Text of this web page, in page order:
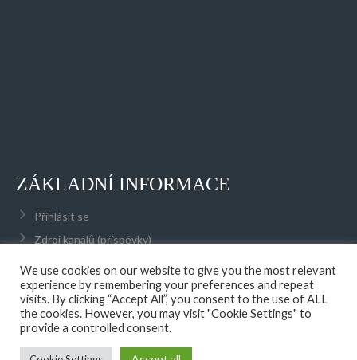
ZÁKLADNÍ INFORMACE
Přihlásit se
Zdroj kanálů (příspěvky)
Kanál komentářů
Česká lokalizace
© 2026 AFK OPATOVICE NAD LABEM, Z.S.
DESIGNED BY THEMEBOY
We use cookies on our website to give you the most relevant
experience by remembering your preferences and repeat
visits. By clicking “Accept All”, you consent to the use of ALL
the cookies. However, you may visit "Cookie Settings" to
provide a controlled consent.